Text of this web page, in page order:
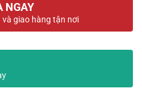
NGAY
và giao hàng tận nơi